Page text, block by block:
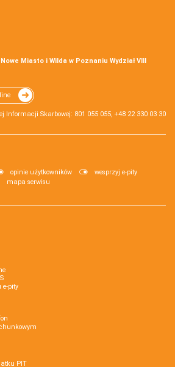
Miasto i Wilda w Poznaniu Wydział VIII
Informacji Skarbowej: 801 055 055, +48 22 330 03 30
opinie użytkowników
wesprzyj e-pity
mapa serwisu
pity
PIT